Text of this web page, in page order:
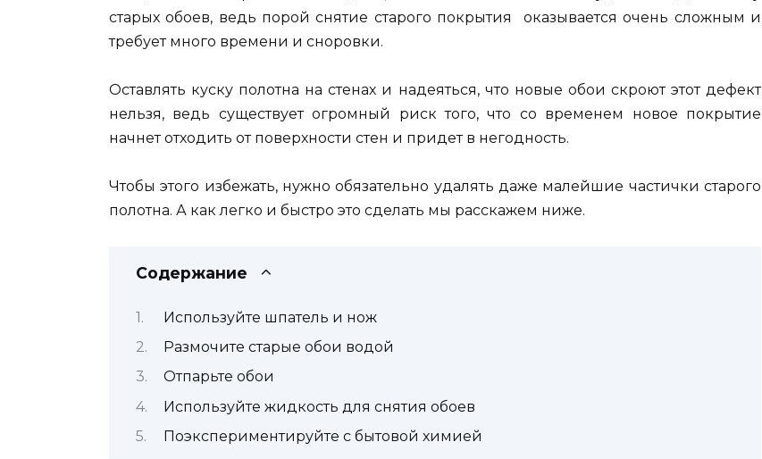
старых обоев, ведь порой снятие старого покрытия оказывается очень сложным и
требует много времени и сноровки.
Оставлять куску полотна на стенах и надеяться, что новые обои скроют этот дефект
нельзя, ведь существует огромный риск того, что со временем новое покрытие
начнет отходить от поверхности стен и придет в негодность.
Чтобы этого избежать, нужно обязательно удалять даже малейшие частички старого
полотна. А как легко и быстро это сделать мы расскажем ниже.
Содержание
Используйте шпатель и нож
Размочите старые обои водой
Отпарьте обои
Используйте жидкость для снятия обоев
Поэкспериментируйте с бытовой химией